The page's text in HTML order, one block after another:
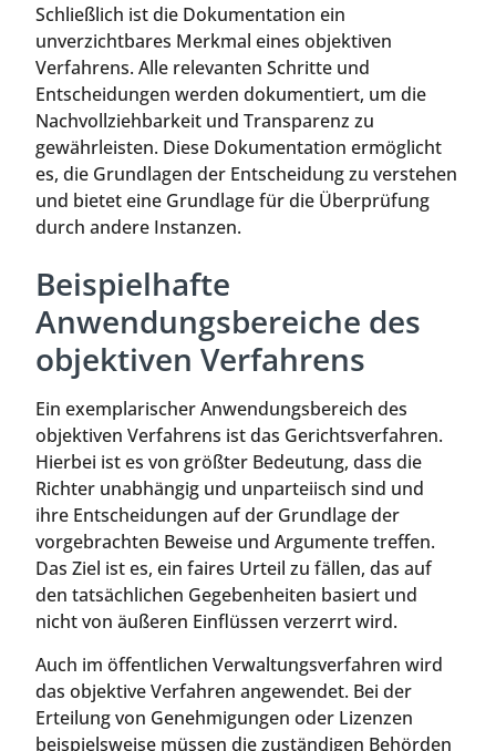
Schließlich ist die Dokumentation ein
unverzichtbares Merkmal eines objektiven
Verfahrens. Alle relevanten Schritte und
Entscheidungen werden dokumentiert, um die
Nachvollziehbarkeit und Transparenz zu
gewährleisten. Diese Dokumentation ermöglicht
es, die Grundlagen der Entscheidung zu verstehen
und bietet eine Grundlage für die Überprüfung
durch andere Instanzen.
Beispielhafte
Anwendungsbereiche des
objektiven Verfahrens
Ein exemplarischer Anwendungsbereich des
objektiven Verfahrens ist das Gerichtsverfahren.
Hierbei ist es von größter Bedeutung, dass die
Richter unabhängig und unparteiisch sind und
ihre Entscheidungen auf der Grundlage der
vorgebrachten Beweise und Argumente treffen.
Das Ziel ist es, ein faires Urteil zu fällen, das auf
den tatsächlichen Gegebenheiten basiert und
nicht von äußeren Einflüssen verzerrt wird.
Auch im öffentlichen Verwaltungsverfahren wird
das objektive Verfahren angewendet. Bei der
Erteilung von Genehmigungen oder Lizenzen
beispielsweise müssen die zuständigen Behörden